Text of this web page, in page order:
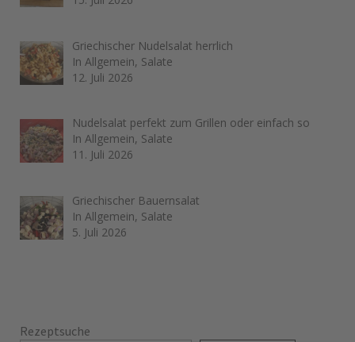
Griechischer Nudelsalat herrlich
In Allgemein, Salate
12. Juli 2026
Nudelsalat perfekt zum Grillen oder einfach so
In Allgemein, Salate
11. Juli 2026
Griechischer Bauernsalat
In Allgemein, Salate
5. Juli 2026
Rezeptsuche